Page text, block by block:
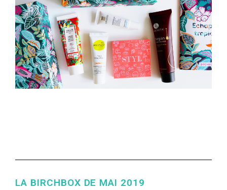
LA BIRCHBOX DE MAI 2019